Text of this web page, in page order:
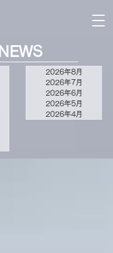
NEWS
2026年8月
2026年7月
2026年6月
2026年5月
2026年4月